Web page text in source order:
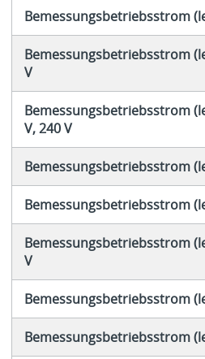
Bemessungsbetriebsstrom
Bemessungsbetriebsstrom
V
Bemessungsbetriebsstrom
V, 240 V
Bemessungsbetriebsstrom
Bemessungsbetriebsstrom
Bemessungsbetriebsstrom
V
Bemessungsbetriebsstrom
Bemessungsbetriebsstrom